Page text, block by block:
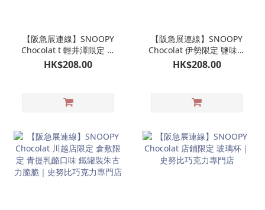
【阪急展連線】SNOOPY
Chocolat t 輕井澤限定 蘋
果朱古力口味 鐵罐裝朱古
HK$208.00
【阪急展連線】SNOOPY
Chocolat 伊勢限定 鹽味醬
油朱古力口味 鐵罐裝朱古
HK$208.00